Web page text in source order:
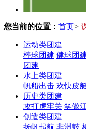
您当前的位置： 首页>
运动类团建
棒球团建 健球团
团建
水上类团建
帆船出击 欢快皮
历史类团建
攻打虎牢关 笑傲
创造类团建
扬帆起航 非洲鼓